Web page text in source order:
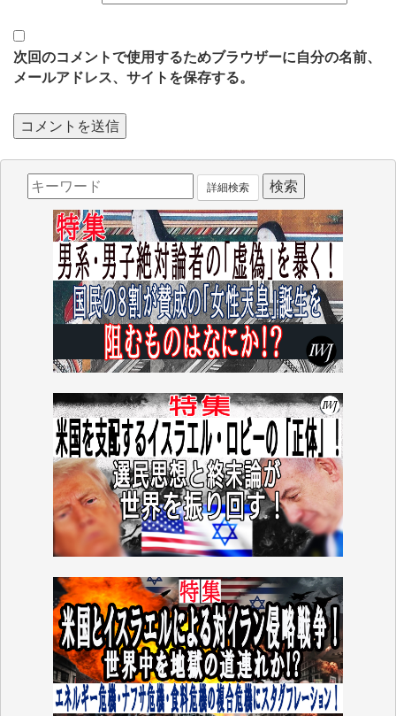
次回のコメントで使用するためブラウザーに自分の名前、
メールアドレス、サイトを保存する。
詳細検索